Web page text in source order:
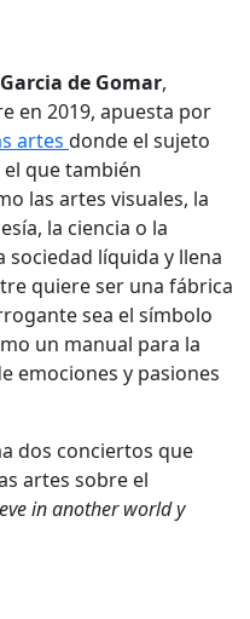
de Gomar,
en 2019, apuesta por
artes donde el sujeto
que también
las artes visuales, la
la ciencia o la
líquida y llena
quiere ser una fábrica
sea el símbolo
un manual para la
emociones y pasiones
dos conciertos que
artes sobre el
in another world y